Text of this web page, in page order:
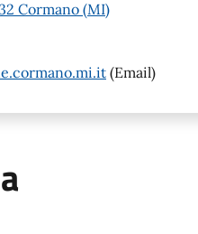
Cormano (MI)
(Email)